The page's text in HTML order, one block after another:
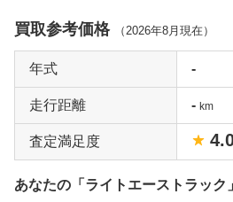
買取参考価格 （ 2026年8月 現在）
年式 -
走行距離 - km
査定満足度
あなたの「ライトエーストラック